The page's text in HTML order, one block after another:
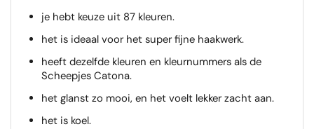
je hebt keuze uit 87 kleuren.
het is ideaal voor het super fijne haakwerk.
heeft dezelfde kleuren en kleurnummers als de
Scheepjes Catona.
het glanst zo mooi, en het voelt lekker zacht aan.
het is koel.